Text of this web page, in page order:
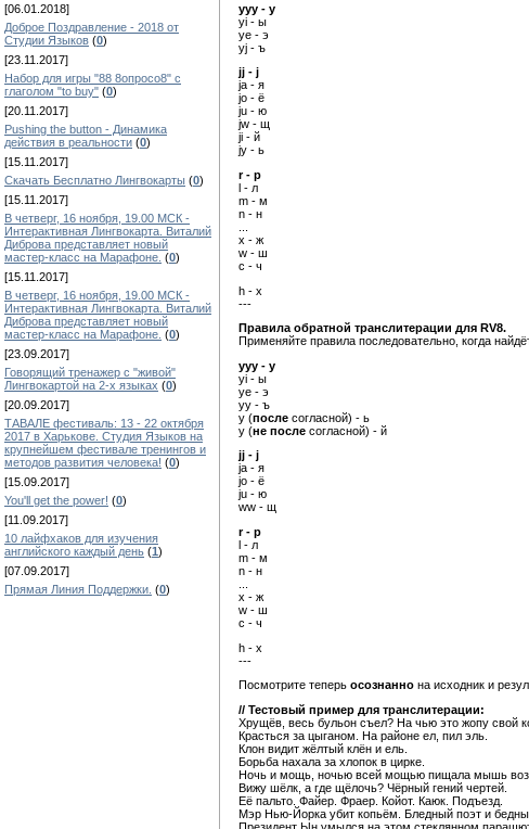
[06.01.2018]
Доброе Поздравление - 2018 от
Студии Языков (0)
[23.11.2017]
Набор для игры "88 8опросо8" с
глаголом "to buy" (0)
[20.11.2017]
Pushing the button - Динамика
действия в реальности (0)
[15.11.2017]
Скачать Бесплатно Лингвокарты (0)
[15.11.2017]
В четверг, 16 ноября, 19.00 МСК -
Интерактивная Лингвокарта. Виталий
Диброва представляет новый
мастер-класс на Марафоне. (0)
[15.11.2017]
В четверг, 16 ноября, 19.00 МСК -
Интерактивная Лингвокарта. Виталий
Диброва представляет новый
мастер-класс на Марафоне. (0)
[23.09.2017]
Говорящий тренажер с "живой"
Лингвокартой на 2-х языках (0)
[20.09.2017]
ТАВАЛЕ фестиваль: 13 - 22 октября
2017 в Харькове. Студия Языков на
крупнейшем фестивале тренингов и
методов развития человека! (0)
[15.09.2017]
You'll get the power! (0)
[11.09.2017]
10 лайфхаков для изучения
английского каждый день (1)
[07.09.2017]
Прямая Линия Поддержки. (0)
yyy - y
yi - ы
ye - э
yj - ъ
jj - j
ja - я
jо - ё
ju - ю
jw - щ
ji - й
jy - ь
r - р
l - л
m - м
n - н
x - ж
w - ш
c - ч
h - х
---
Правила обратной транслитерации для RV8.
Применяйте правила последовательно, когда
yyy - y
yi - ы
ye - э
yy - ъ
y (после согласной) - ь
y (не после согласной) - й
jj - j
ja - я
jо - ё
ju - ю
ww - щ
r - р
l - л
m - м
n - н
x - ж
w - ш
c - ч
h - х
---
Посмотрите теперь осознанно на исходник и
// Тестовый пример для транслитерации:
Хрущёв, весь бульон съел? На чью это жопу свой
Красться за цыганом. На районе ел, пил эль.
Клон видит жёлтый клён и ель.
Борьба нахала за хлопок в цирке.
Ночь и мощь, ночью всей мощью пищала мышь
Вижу шёлк, а где щёлочь? Чёрный гений чертей.
Её пальто. Файер. Фраер. Койот. Каюк. Подъезд.
Мэр Нью-Йорка убит копьём. Бледный поэт и